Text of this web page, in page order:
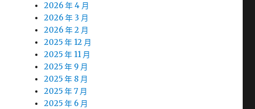
2026 年 4 月
2026 年 3 月
2026 年 2 月
2025 年 12 月
2025 年 11 月
2025 年 9 月
2025 年 8 月
2025 年 7 月
2025 年 6 月